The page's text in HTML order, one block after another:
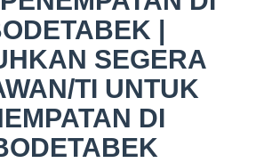
|
SEGERA
TI UNTUK
DI